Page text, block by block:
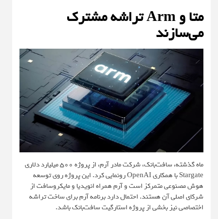
متا و Arm تراشه مشترک
می‌سازند
ماه گذشته، سافت‌بانک، شرکت مادر آرم، از پروژه ۵۰۰ میلیارد دلاری
Stargate با همکاری OpenAI رونمایی کرد. این پروژه روی توسعه
هوش مصنوعی متمرکز است و آرم همراه انویدیا و مایکروسافت از
شرکای اصلی آن هستند. احتمال دارد برنامه آرم برای ساخت تراشه
اختصاصی نیز بخشی از پروژه استارگیت سافت‌بانک باشد.